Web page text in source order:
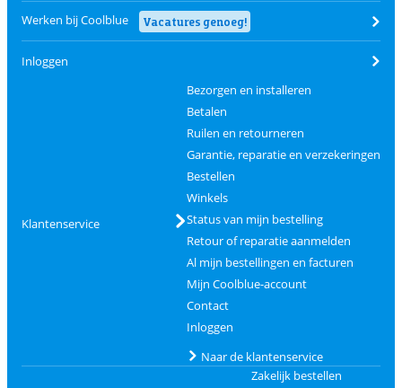
Werken bij Coolblue Vacatures genoeg!
Inloggen
Klantenservice
Bezorgen en installeren
Betalen
Ruilen en retourneren
Garantie, reparatie en verzekeringen
Bestellen
Winkels
Status van mijn bestelling
Retour of reparatie aanmelden
Al mijn bestellingen en facturen
Mijn Coolblue-account
Contact
Inloggen
Naar de klantenservice
Zakelijk bestellen